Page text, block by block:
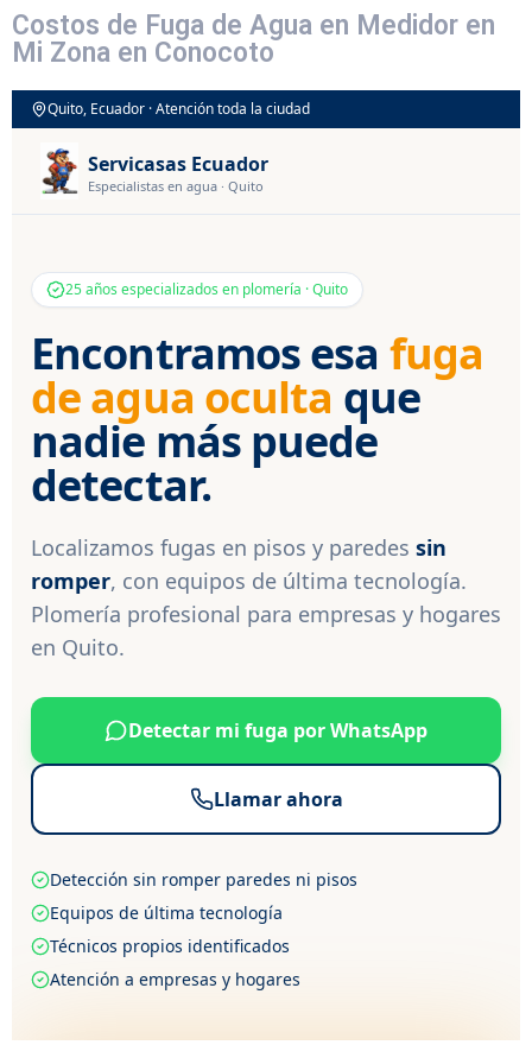
Costos de Fuga de Agua en Medidor en
Mi Zona en Conocoto